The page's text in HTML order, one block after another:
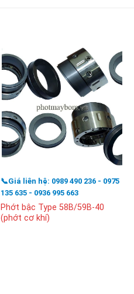
📞Giá liên hệ: 0989 490 236 - 0975
135 635 - 0936 995 663
Phớt bậc Type 58B/59B-40
(phớt cơ khí)